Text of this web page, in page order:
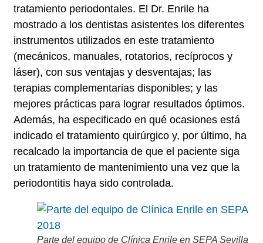
tratamiento periodontales. El Dr. Enrile ha
mostrado a los dentistas asistentes los diferentes
instrumentos utilizados en este tratamiento
(mecánicos, manuales, rotatorios, recíprocos y
láser), con sus ventajas y desventajas; las
terapias complementarias disponibles; y las
mejores prácticas para lograr resultados óptimos.
Además, ha especificado en qué ocasiones está
indicado el tratamiento quirúrgico y, por último, ha
recalcado la importancia de que el paciente siga
untratamiento de mantenimiento una vez que la
periodontitis haya sido controlada.
Parte del equipo de Clínica Enrile en SEPA Sevilla